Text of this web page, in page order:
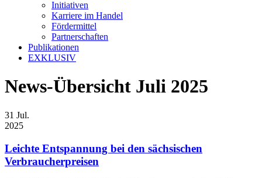
Initiativen
Karriere im Handel
Fördermittel
Partnerschaften
Publikationen
EXKLUSIV
News-Übersicht Juli 2025
31 Jul.
2025
Leichte Entspannung bei den sächsischen
Verbraucherpreisen